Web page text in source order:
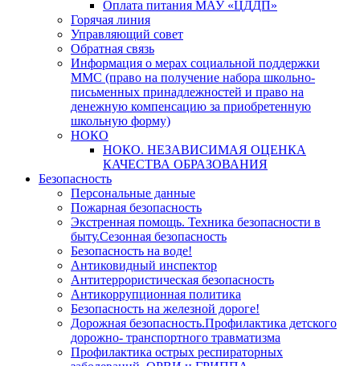
Оплата питания МАУ «ЦДДП»
Горячая линия
Управляющий совет
Обратная связь
Информация о мерах социальной поддержки
ММС (право на получение набора школьно-
письменных принадлежностей и право на
денежную компенсацию за приобретенную
школьную форму)
НОКО
НОКО. НЕЗАВИСИМАЯ ОЦЕНКА
КАЧЕСТВА ОБРАЗОВАНИЯ
Безопасность
Персональные данные
Пожарная безопасность
Экстренная помощь. Техника безопасности в
быту.Сезонная безопасность
Безопасность на воде!
Антиковидный инспектор
Антитеррористическая безопасность
Антикоррупционная политика
Безопасность на железной дороге!
Дорожная безопасность.Профилактика детского
дорожно- транспортного травматизма
Профилактика острых респираторных